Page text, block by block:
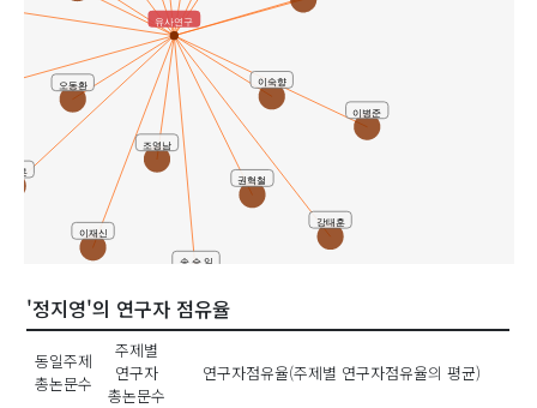
강태훈
권혁철
송 승 일
오동환
이병준
이숙향
이재신
재훈
조영남
유사연구
'정지영'의 연구자 점유율
동일주제
총논문수
주제별
연구자
총논문수
연구자점유율(주제별 연구자점유율의 평균)